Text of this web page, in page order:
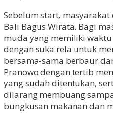
Sebelum start, masyarakat
Bali Bagus Wirata. Bagi
muda yang memiliki
dengan suka rela untuk
bersama-sama berbaur
Pranowo dengan tertib
yang sudah ditentukan,
dilarang membuang
bungkusan makanan dan